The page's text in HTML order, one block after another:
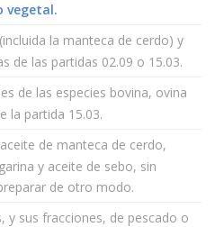
vegetal.
la manteca de cerdo) y
de las partidas 02.09 o 15.03.
de las especies bovina, ovina
la partida 15.03.
de manteca de cerdo,
y aceite de sebo, sin
de otro modo.
y sus fracciones, de pescado o